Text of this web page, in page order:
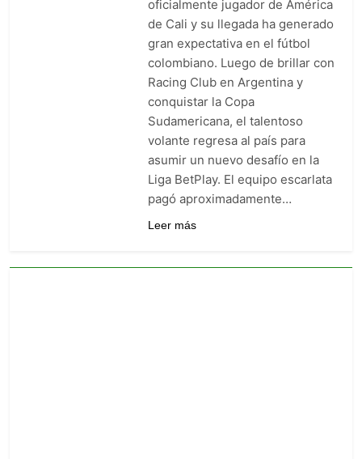
Barranquilla: venció 0-1 a
Junior con gol agónico de
Contreras
3 Días Ago
Once Caldas manda en la Liga
BetPlay: goleó 5-1 y es el líder
sorpresa del arranque
5 Días Ago
Junior vs. Millonarios: duelo
de heridos que ya sabe a
obligación en la fecha 2
5 Días Ago
oficialmente jugador de América
de Cali y su llegada ha generado
gran expectativa en el fútbol
colombiano. Luego de brillar con
Racing Club en Argentina y
conquistar la Copa
Sudamericana, el talentoso
volante regresa al país para
asumir un nuevo desafío en la
Liga BetPlay. El equipo escarlata
pagó aproximadamente…
Leer más